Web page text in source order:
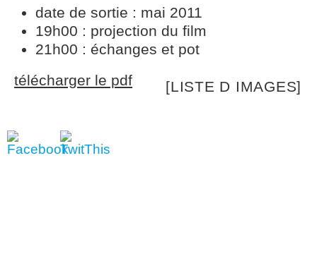
date de sortie : mai 2011
19h00 : projection du film
21h00 : échanges et pot
télécharger le pdf
[LISTE D IMAGES]